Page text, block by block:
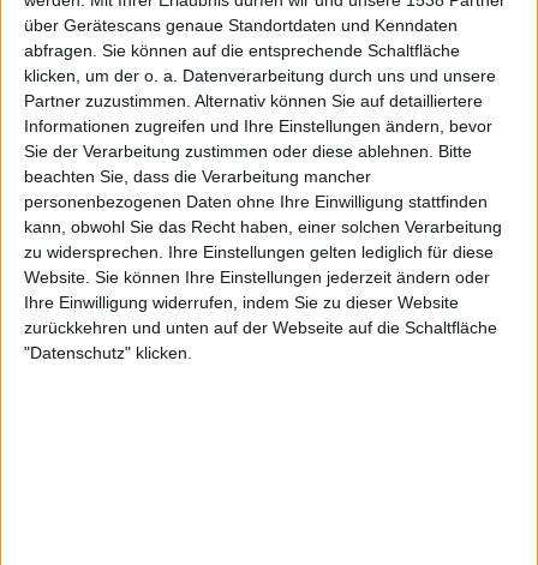
über Gerätescans genaue Standortdaten und Kenndaten
abfragen. Sie können auf die entsprechende Schaltfläche
klicken, um der o. a. Datenverarbeitung durch uns und unsere
Partner zuzustimmen. Alternativ können Sie auf detailliertere
Informationen zugreifen und Ihre Einstellungen ändern, bevor
Sie der Verarbeitung zustimmen oder diese ablehnen.
Bitte
beachten Sie, dass die Verarbeitung mancher
personenbezogenen Daten ohne Ihre Einwilligung stattfinden
kann, obwohl Sie das Recht haben, einer solchen Verarbeitung
zu widersprechen. Ihre Einstellungen gelten lediglich für diese
Website. Sie können Ihre Einstellungen jederzeit ändern oder
Ihre Einwilligung widerrufen, indem Sie zu dieser Website
zurückkehren und unten auf der Webseite auf die Schaltfläche
"Datenschutz" klicken.
Städte Europas Junior
Geo Quizz Europa
Welt
Städte der Welt
Städte der Welt junior
Flaggen der Welt
Hauptstädte der Welt
Länder Afrikas
Länder des Nahen Ostens
Länder Asiens
Länder Zentralamerikas
Länder Südamerikas
Länder Ozeaniens
Rechtliche Hinweise
Einloggen
🇺🇸 We noticed you’re visiting
from an English-speaking